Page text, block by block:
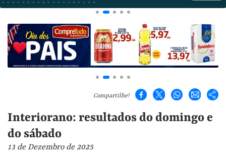
Compartilhe!
Interiorano: resultados do domingo e
do sábado
13 de Dezembro de 2025